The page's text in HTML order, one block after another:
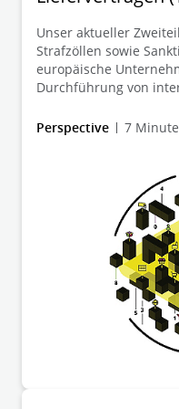
Unser aktueller
Strafzöllen sowie
europäische
Durchführung von
Vertragsdurchführung
Perspective 7